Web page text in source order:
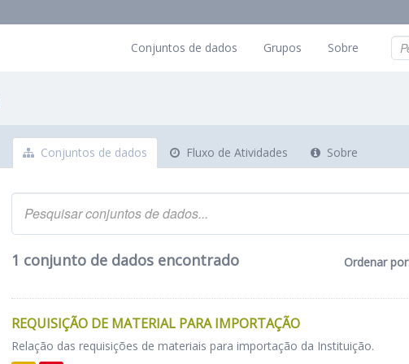
Conjuntos de dados Grupos Sobre
Conjuntos de dados Fluxo de Atividades Sobre
Ordenar por
1 conjunto de dados encontrado
REQUISIÇÃO DE MATERIAL PARA IMPORTAÇÃO
Relação das requisições de materiais para importação da Instituição.